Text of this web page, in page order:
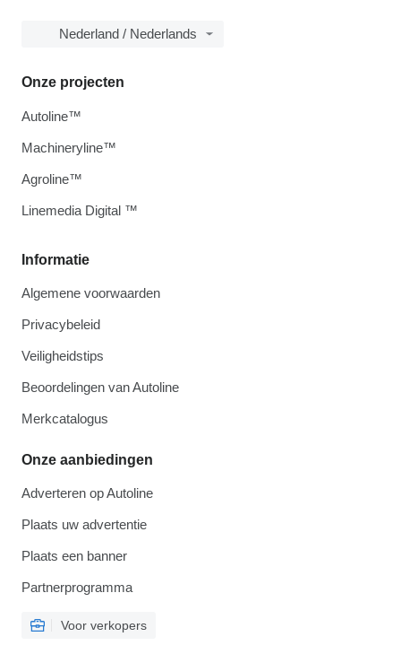
Nederland / Nederlands
Informatie
Algemene voorwaarden
Privacybeleid
Veiligheidstips
Beoordelingen van Autoline
Merkcatalogus
Onze aanbiedingen
Adverteren op Autoline
Plaats uw advertentie
Plaats een banner
Partnerprogramma
Voor verkopers
Onze projecten
Autoline™
Machineryline™
Agroline™
Linemedia Digital ™